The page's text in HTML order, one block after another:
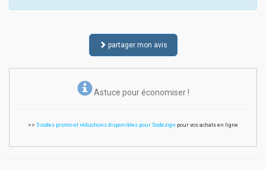
partager mon avis
Astuce pour économiser !
>> 5 codes promo et réductions disponibles pour Sodezign pour vos achats en ligne